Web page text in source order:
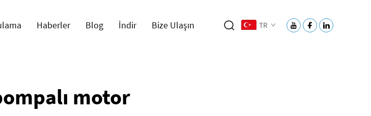
Haberler Blog İndir Bize Ulaşın TR
motor